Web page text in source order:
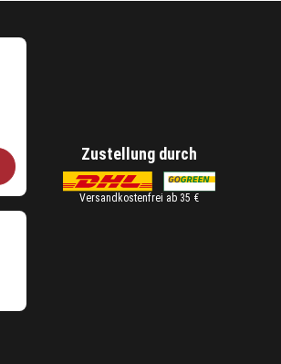
Zustellung durch
Versandkostenfrei ab 35 €